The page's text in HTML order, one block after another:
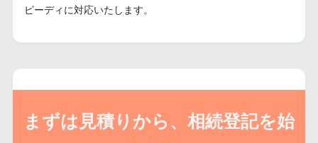
ピーディに対応いたします。
まずは見積りから、相続登記を始